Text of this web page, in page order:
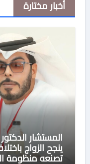
أخبار مختارة
المستشار
ينجح الزواج
تصنعه منظومة